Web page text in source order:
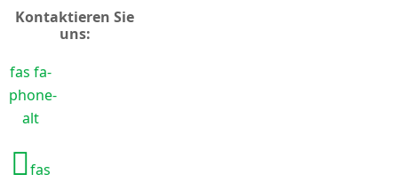
Kontaktieren Sie
uns:
fas fa-
phone-
alt
fas